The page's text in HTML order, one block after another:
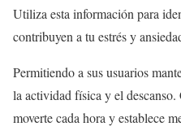
Utiliza esta información para
contribuyen a tu estrés y
Permitiendo a sus usuarios
la actividad física y el
moverte cada hora y establece